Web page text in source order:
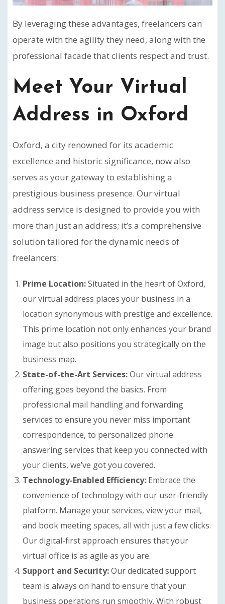
By leveraging these advantages, freelancers can
operate with the agility they need, along with the
professional facade that clients respect and trust.
Meet Your Virtual
Address in Oxford
Oxford, a city renowned for its academic
excellence and historic significance, now also
serves as your gateway to establishing a
prestigious business presence. Our virtual
address service is designed to provide you with
more than just an address; it’s a comprehensive
solution tailored for the dynamic needs of
freelancers:
Prime Location:Situated in the heart of Oxford,
our virtual address places your business in a
location synonymous with prestige and excellence.
This prime location not only enhances your brand
image but also positions you strategically on the
business map.
State-of-the-Art Services:Our virtual address
offering goes beyond the basics. From
professional mail handling and forwarding
services to ensure you never miss important
correspondence, to personalized phone
answering services that keep you connected with
your clients, we’ve got you covered.
Technology-Enabled Efficiency: Embrace the
convenience of technology with our user-friendly
platform. Manage your services, view your mail,
and book meeting spaces, all with just a few clicks.
Our digital-first approach ensures that your
virtual office is as agile as you are.
Support and Security:Our dedicated support
team is always on hand to ensure that your
business operations run smoothly. With robust